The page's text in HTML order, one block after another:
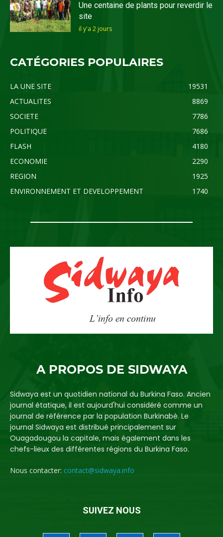
Une centaine de plants pour reverdir le
site
il y'a 2 jours
CATÉGORIES POPULAIRES
LA UNE SITE
19531
ACTUALITES
8869
SOCIETE
7786
POLITIQUE
7686
FLASH
4180
ECONOMIE
2290
REGION
1925
ENVIRONNEMENT ET DEVELOPPEMENT
1740
A PROPOS DE SIDWAYA
Sidwaya est un quotidien national du Burkina Faso. Ancien
journal étatique, il est aujourd'hui considéré comme un
journal de référence par la population Burkinabè. Le
journal Sidwaya est distribué principalement sur
Ouagadougou la capitale, mais également dans les
chefs-lieux des différentes régions du Burkina Faso.
Nous contacter: contact@sidwaya.info
SUIVEZ NOUS